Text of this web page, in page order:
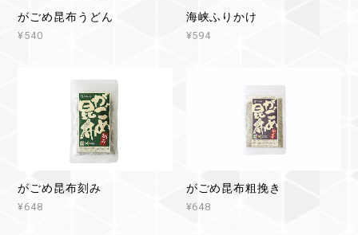
がごめ昆布うどん
¥540
海峡ふりかけ
¥594
がごめ昆布刻み
¥648
がごめ昆布粗挽き
¥648